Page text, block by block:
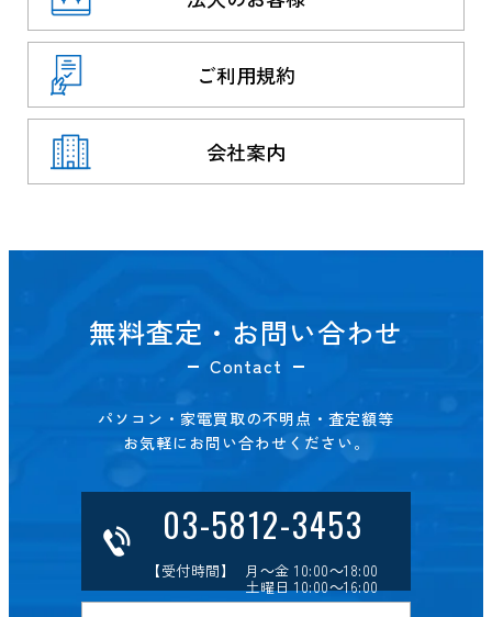
ご利用規約
会社案内
無料査定・お問い合わせ
Contact
パソコン・家電買取の不明点・査定額等
お気軽にお問い合わせください。
03-5812-3453
【受付時間】 月～金 10:00～18:00
土曜日 10:00～16:00